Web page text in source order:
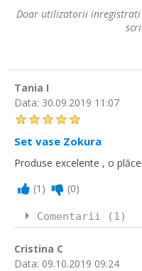
Doar utilizatorii
Tania I
Data: 30.09.2019 11:07
Set vase Zokura
Produse excelente , o
(1 ) (0)
Comentarii (1)
Cristina C
Data: 09.10.2019 09:24